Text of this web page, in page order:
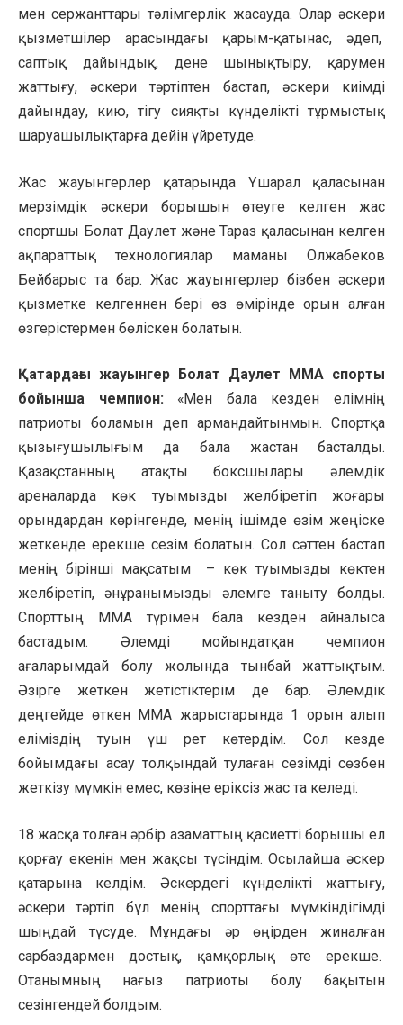
мен сержанттары тәлімгерлік жасауда. Олар әскери
қызметшілер арасындағы қарым-қатынас, әдеп,
саптық дайындық, дене шынықтыру, қарумен
жаттығу, әскери тәртіптен бастап, әскери киімді
дайындау, кию, тігу сияқты күнделікті тұрмыстық
шаруашылықтарға дейін үйретуде.
Жас жауынгерлер қатарында Үшарал қаласынан
мерзімдік әскери борышын өтеуге келген жас
спортшы Болат Даулет және Тараз қаласынан келген
ақпараттық технологиялар маманы Олжабеков
Бейбарыс та бар. Жас жауынгерлер бізбен әскери
қызметке келгеннен бері өз өмірінде орын алған
өзгерістермен бөліскен болатын.
Қатардағы жауынгер Болат Даулет ММА спорты
бойынша чемпион: «Мен бала кезден елімнің
патриоты боламын деп армандайтынмын. Спортқа
қызығушылығым да бала жастан басталды.
Қазақстанның атақты боксшылары әлемдік
ареналарда көк туымызды желбіретіп жоғары
орындардан көрінгенде, менің ішімде өзім жеңіске
жеткенде ерекше сезім болатын. Сол сәттен бастап
менің бірінші мақсатым – көк туымызды көктен
желбіретіп, әнұранымызды әлемге таныту болды.
Спорттың ММА түрімен бала кезден айналыса
бастадым. Әлемді мойындатқан чемпион
ағаларымдай болу жолында тынбай жаттықтым.
Әзірге жеткен жетістіктерім де бар. Әлемдік
деңгейде өткен ММА жарыстарында 1 орын алып
еліміздің туын үш рет көтердім. Сол кезде
бойымдағы асау толқындай тулаған сезімді сөзбен
жеткізу мүмкін емес, көзіңе еріксіз жас та келеді.
18 жасқа толған әрбір азаматтың қасиетті борышы ел
қорғау екенін мен жақсы түсіндім. Осылайша әскер
қатарына келдім. Әскердегі күнделікті жаттығу,
әскери тәртіп бұл менің спорттағы мүмкіндігімді
шыңдай түсуде. Мұндағы әр өңірден жиналған
сарбаздармен достық, қамқорлық өте ерекше.
Отанымның нағыз патриоты болу бақытын
сезінгендей болдым.